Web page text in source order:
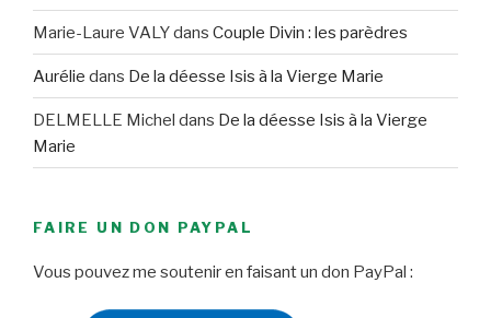
Marie-Laure VALYdans Couple Divin : les parèdres
Aurélie dans De la déesse Isis à la Vierge Marie
DELMELLE Michel dans De la déesse Isis à la Vierge
Marie
FAIRE UN DON PAYPAL
Vous pouvez me soutenir en faisant un don PayPal :